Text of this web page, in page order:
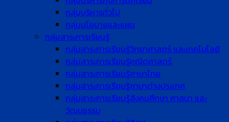
กลุ่มบริหารทั่วไป
กลุ่มนโยบายและแผน
กลุ่มสาระการเรียนรู้
กลุ่มสาระการเรียนรู้วิทยาศาสตร์ และเทคโนโลยี
กลุ่มสาระการเรียนรู้คณิตศาสตร์
กลุ่มสาระการเรียนรู้ภาษาไทย
กลุ่มสาระการเรียนรู้ภาษาต่างประเทศ
กลุ่มสาระการเรียนรู้สังคมศึกษา ศาสนา และ
วัฒนธรรม